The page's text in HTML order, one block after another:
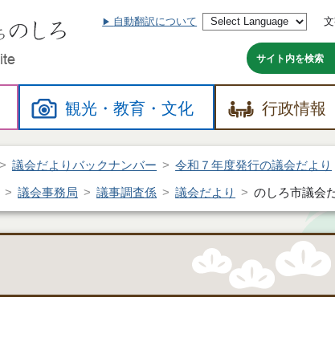
自動翻訳について
サイト内を検索
観光・教育・文化 行政情報
議会だよりバックナンバー 令和７年度発行の議会だより
議会事務局 議事調査係 議会だより のしろ市議会